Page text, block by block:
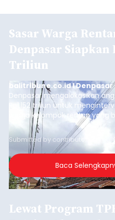
Sasar Warga
Denpasar Siapkan
Triliun
balitribune.co.id I
Denpasar mengalokasikan
Rp1,152 triliun untuk
warga kelompok rentan yang
garis kemiskinan. Langkah
guna menjaga masyarakat
kelompok desil 5 dan 6
merosot ke kategori miskin.
Submitted by contributor
Baca
Lewat Program